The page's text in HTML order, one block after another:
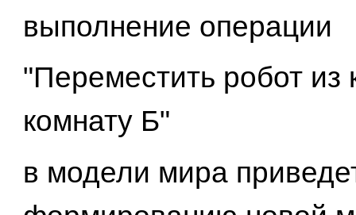
выполнение операции
"Переместить робот из
комнату Б"
в модели мира